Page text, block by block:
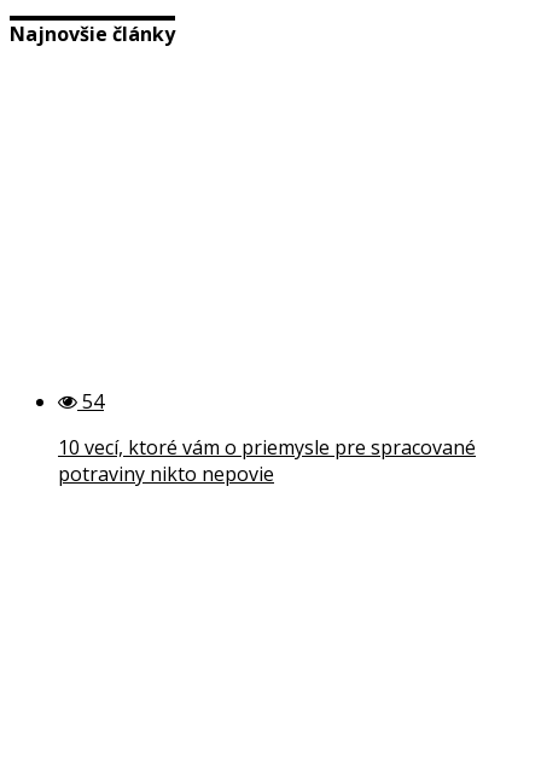
Najnovšie články
54
10 vecí, ktoré vám o priemysle pre spracované
potraviny nikto nepovie